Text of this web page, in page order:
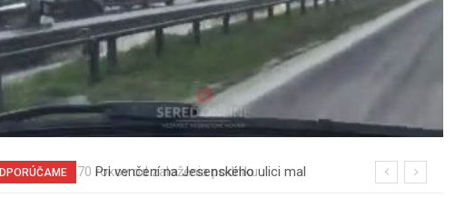
Pri venčení na Jesenského ulici mal